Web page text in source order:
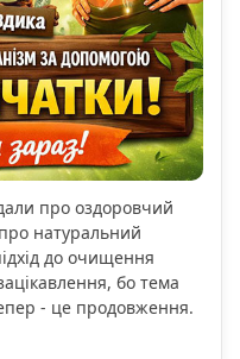
про оздоровчий
натуральний
до очищення
бо тема
- це продовження.